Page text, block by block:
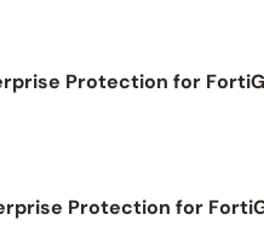
Protection for
Protection for